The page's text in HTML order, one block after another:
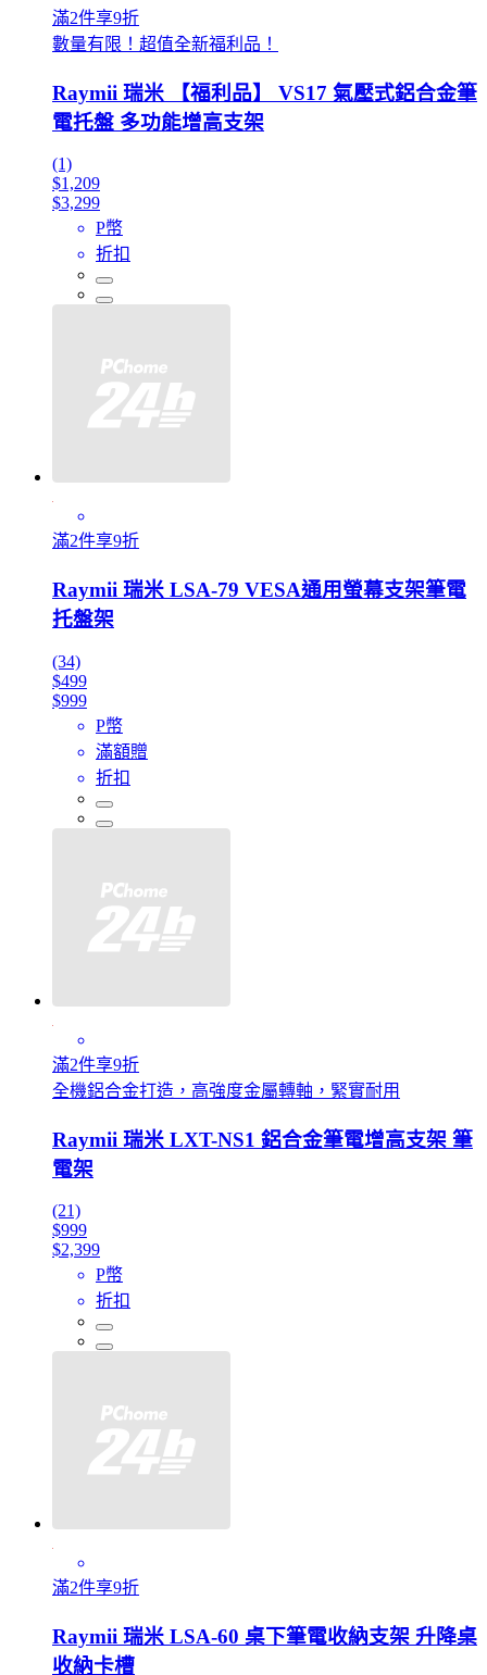
滿2件享9折
數量有限！超值全新福利品！
Raymii 瑞米 【福利品】 VS17 氣壓式鋁合金筆
電托盤 多功能增高支架
(1)
$1,209
$3,299
P幣
折扣
滿2件享9折
Raymii 瑞米 LSA-79 VESA通用螢幕支架筆電
托盤架
(34)
$499
$999
P幣
滿額贈
折扣
滿2件享9折
全機鋁合金打造，高強度金屬轉軸，緊實耐用
Raymii 瑞米 LXT-NS1 鋁合金筆電增高支架 筆
電架
(21)
$999
$2,399
P幣
折扣
滿2件享9折
Raymii 瑞米 LSA-60 桌下筆電收納支架 升降桌
收納卡槽